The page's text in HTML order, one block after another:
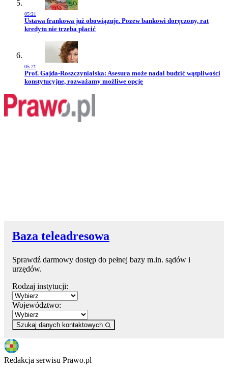
05:21
Przejdź do artykułu:
Ustawa frankowa już obowiązuje. Pozew bankowi doręczony, rat
kredytu nie trzeba płacić
05:21
Przejdź do artykułu:
Prof. Gajda-Roszczynialska: Asesura może nadal budzić wątpliwości
konstytucyjne, rozważamy możliwe opcje
Baza teleadresowa
Sprawdź darmowy dostęp do pełnej bazy m.in. sądów i
urzędów.
Rodzaj instytucji:
Województwo:
Szukaj danych kontaktowych
Redakcja serwisu Prawo.pl